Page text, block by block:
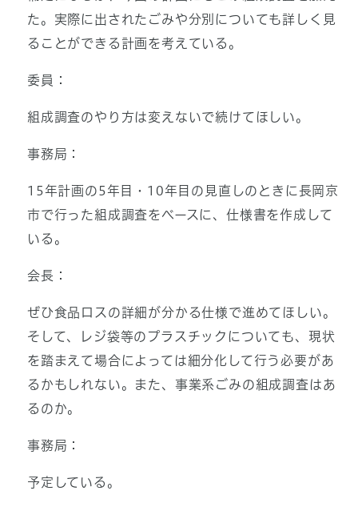
た。実際に出されたごみや分別についても詳しく見
ることができる計画を考えている。
委員：
組成調査のやり方は変えないで続けてほしい。
事務局：
15年計画の5年目・10年目の見直しのときに長岡京
市で行った組成調査をベースに、仕様書を作成して
いる。
会長：
ぜひ食品ロスの詳細が分かる仕様で進めてほしい。
そして、レジ袋等のプラスチックについても、現状
を踏まえて場合によっては細分化して行う必要があ
るかもしれない。また、事業系ごみの組成調査はあ
るのか。
事務局：
予定している。